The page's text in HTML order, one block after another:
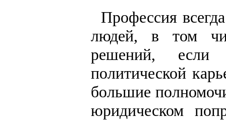
Профессия
людей, в том
решений,
политической
большие
юридическом